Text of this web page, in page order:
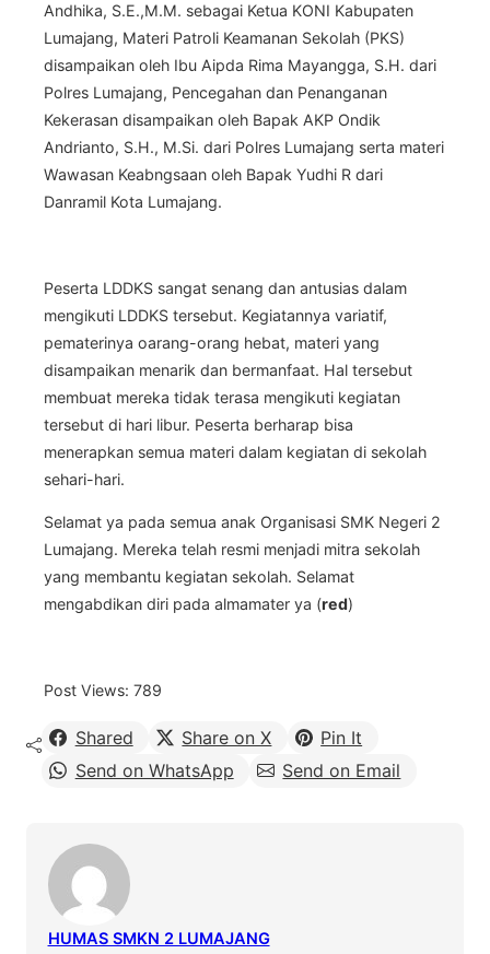
Andhika, S.E.,M.M. sebagai Ketua KONI Kabupaten
Lumajang, Materi Patroli Keamanan Sekolah (PKS)
disampaikan oleh Ibu Aipda Rima Mayangga, S.H. dari
Polres Lumajang, Pencegahan dan Penanganan
Kekerasan disampaikan oleh Bapak AKP Ondik
Andrianto, S.H., M.Si. dari Polres Lumajang serta materi
Wawasan Keabngsaan oleh Bapak Yudhi R dari
Danramil Kota Lumajang.
Peserta LDDKS sangat senang dan antusias dalam
mengikuti LDDKS tersebut. Kegiatannya variatif,
pematerinya oarang-orang hebat, materi yang
disampaikan menarik dan bermanfaat. Hal tersebut
membuat mereka tidak terasa mengikuti kegiatan
tersebut di hari libur. Peserta berharap bisa
menerapkan semua materi dalam kegiatan di sekolah
sehari-hari.
Selamat ya pada semua anak Organisasi SMK Negeri 2
Lumajang. Mereka telah resmi menjadi mitra sekolah
yang membantu kegiatan sekolah. Selamat
mengabdikan diri pada almamater ya (red)
Post Views: 789
Shared Share on X
Pin It
Send on WhatsApp
Send on Email
HUMAS SMKN 2 LUMAJANG